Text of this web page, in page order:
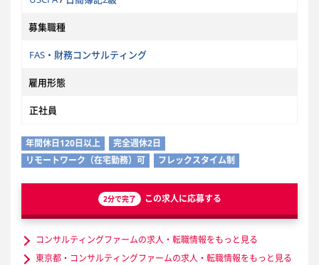
募集職種
FAS・財務コンサルティング
雇用形態
正社員
年間休日120日以上
完全週休2日
リモートワーク（在宅勤務）可
フレックスタイム制
2分で完了 この求人に応募する
コンサルティングファームの求人・転職情報をもっと見る
東京都・コンサルティングファームの求人・転職情報をもっと見る